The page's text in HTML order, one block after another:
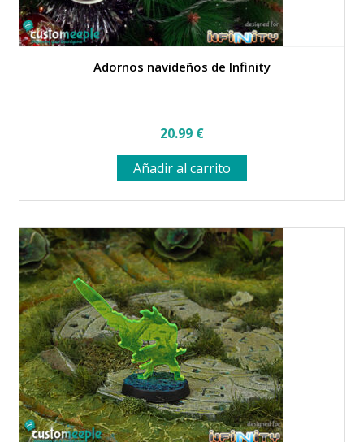
Adornos navideños de Infinity
20.99 €
Añadir al carrito